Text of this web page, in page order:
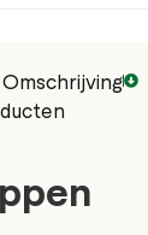
Omschrijving